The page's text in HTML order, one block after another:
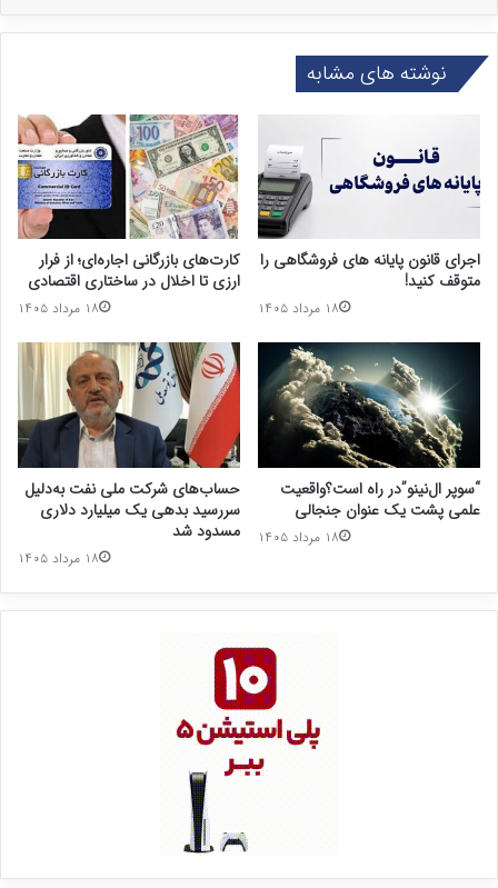
نوشته های مشابه
کارت‌های بازرگانی اجاره‌ای؛ از فرار
ارزی تا اخلال در ساختاری اقتصادی
۱۸ مرداد ۱۴۰۵
اجرای قانون پایانه های فروشگاهی را
متوقف کنید!
۱۸ مرداد ۱۴۰۵
حساب‌های شرکت ملی نفت به‌دلیل
سررسید بدهی یک میلیارد دلاری
مسدود شد
۱۸ مرداد ۱۴۰۵
“سوپر ال‌نینو”در راه است؟واقعیت
علمی پشت یک عنوان جنجالی
۱۸ مرداد ۱۴۰۵